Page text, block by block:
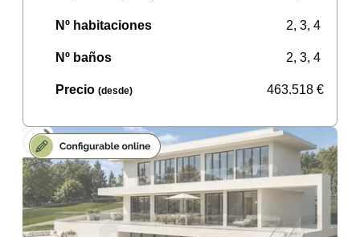
Nº habitaciones 2, 3, 4
Nº baños 2, 3, 4
Precio (desde) 463.518 €